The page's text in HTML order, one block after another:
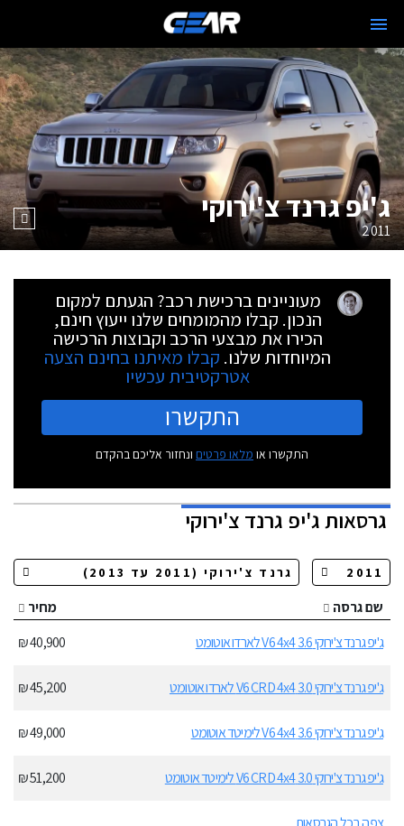
ג'יפ גרנד צ'ירוקי
2011
מעוניינים ברכישת רכב? הגעתם למקום
הנכון. קבלו מהמומחים שלנו ייעוץ חינם,
הכירו את מבצעי הרכב וקבוצות הרכישה
המיוחדות שלנו. קבלו מאיתנו בחינם הצעה
אטרקטיבית עכשיו
התקשרו
התקשרו או מלאו פרטים ונחזור אליכם בהקדם
גרסאותג'יפ גרנד צ'ירוקי
שם גרסה
מחיר
ג'יפ גרנד צ'ירוקי 3.6 V6 4x4 לארדו אוטומט
40,900 ₪
ג'יפ גרנד צ'ירוקי 3.0 V6 CRD 4x4 לארדו אוטומט 45,200 ₪
ג'יפ גרנד צ'ירוקי 3.6 V6 4x4 לימיטד אוטומט 49,000 ₪
ג'יפ גרנד צ'ירוקי 3.0 V6 CRD 4x4 לימיטד אוטומט 51,200 ₪